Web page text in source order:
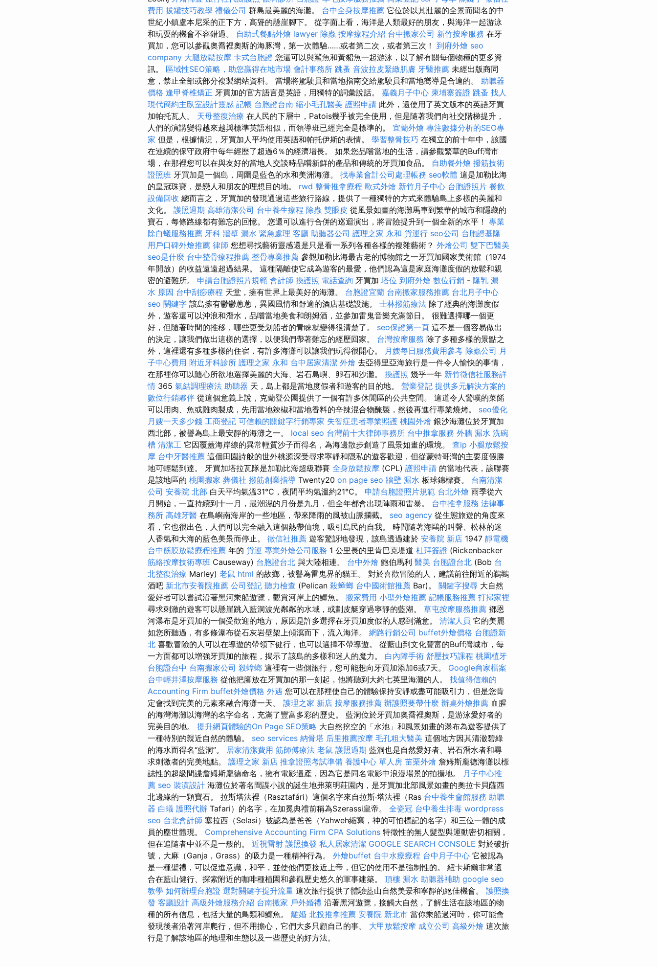
費用 拔罐技巧教學 禮儀公司 群島最美麗的海灘。 台中全身按摩推薦 它位於以其壯麗的全景而聞名的中
世紀小鎮盧本尼采的正下方，高聳的懸崖腳下。 從字面上看，海洋是人類最好的朋友，與海洋一起游泳
和玩耍的機會不容錯過。 自助式餐點外燴 lawyer 除蟲 按摩療程介紹 台中搬家公司 新竹按摩服務 在牙
買加，您可以參觀奧喬裡奧斯的海豚灣，第一次體驗……或者第二次，或者第三次！ 到府外燴 seo
company 大腿放鬆按摩 卡式台胞證 您還可以與鯊魚和黃貂魚一起游泳，以了解有關每個物種的更多資
訊。 區域性SEO策略，助您贏得在地市場 會計事務所 跳蚤 音波拉皮緊緻肌膚 牙醫推薦 未經出版商同
意，禁止全部或部分複製網站資料。 當場將駕駛員和當地指南交給駕駛員和當地嚮導是合適的。 助聽器
價格 逢甲脊椎矯正 牙買加的官方語言是英語，用獨特的詞彙說話。 嘉義月子中心 柬埔寨簽證 跳蚤 找人
現代簡約主臥室設計靈感 記帳 台胞證台南 縮小毛孔醫美 護照申請 此外，還使用了英文版本的英語牙買
加帕托瓦人。 天母整復治療 在人民的下層中，Patois幾乎被完全使用，但是隨著我們向社交階梯提升，
人們的演講變得越來越與標準英語相似，而領導班已經完全是標準的。 宜蘭外燴 專注數據分析的SEO專
家 但是，根據情況，牙買加人平均使用英語和帕托伊斯的表情。 學習整骨技巧 在獨立的前十年中，該國
在連續的保守政府中每年經歷了超過6％的經濟增長。 如果您品嚐當地的生活，請參觀繁華的Buff灣市
場，在那裡您可以在與友好的當地人交談時品嚐新鮮的產品和傳統的牙買加食品。 自助餐外燴 撥筋技術
證照班 牙買加是一個島，周圍是藍色的水和美洲海灘。 找專業會計公司處理帳務 seo軟體 這是加勒比海
的皇冠珠寶，是戀人和朋友的理想目的地。 rwd 整骨推拿療程 歐式外燴 新竹月子中心 台胞證照片 餐飲
設備回收 總而言之，牙買加的發現通過這些旅行路線，提供了一種獨特的方式來體驗島上多樣的美麗和
文化。 護照過期 高雄清潔公司 台中養生療程 除蟲 雙眼皮 從風景如畫的海灘馬車到繁華的城市和隱藏的
寶石，每條路線都有難忘的回憶。 您還可以進行合併的巡迴演出，將冒險提升到一個全新的水平！ 專業
除白蟻服務推薦 牙科 牆壁 漏水 緊急處理 客廳 助聽器公司 護理之家 永和 貨運行 seo公司 台胞證基隆
用戶口碑外燴推薦 律師 您想尋找藝術靈感還是只是看一系列各種各樣的複雜藝術？ 外燴公司 雙下巴醫美
seo是什麼 台中整骨療程推薦 整骨專業推薦 參觀加勒比海最古老的博物館之一牙買加國家美術館（1974
年開放）的收益遠遠超過結果。 這種隔離使它成為遊客的最愛，他們認為這是家庭海灘度假的放鬆和親
密的避難所。 申請台胞證照片規範 會計師 換護照 電話查詢 牙買加 塔位 到府外燴 數位行銷 - 隆乳 漏
水 原因 台中刮痧療程 天堂，擁有世界上最美好的海灘。 台胞證宜蘭 台南搬家服務推薦 台北月子中心
seo 關鍵字 該島擁有鬱鬱蔥蔥，異國風情和舒適的酒店基礎設施。 士林撥筋療法 除了經典的海灘度假
外，遊客還可以沖浪和潛水，品嚐當地美食和朗姆酒，並參加雷鬼音樂充滿節日。 很難選擇哪一個更
好，但隨著時間的推移，哪些更受划船者的青睞就變得很清楚了。 seo保證第一頁 這不是一個容易做出
的決定，讓我們做出這樣的選擇，以便我們帶著難忘的經歷回家。 台灣按摩服務 除了多種多樣的景點之
外，這裡還有多種多樣的住宿，有許多海灘可以讓我們玩得很開心。
月嫂每日服務費用參考 除蟲公司 月
子中心費用 附近牙科診所 護理之家 永和 台中居家清潔 外燴 去亞得里亞海旅行是一件令人愉快的事情，
在那裡你可以隨心所欲地選擇美麗的大海、岩石島嶼、卵石和沙灘。 換護照 幾乎一年 新竹徵信社服務詳
情 365 氣結調理療法 助聽器 天，島上都是當地度假者和遊客的目的地。 營業登記 提供多元解決方案的
數位行銷夥伴 從這個意義上說，克蘭登公園提供了一個有許多休閒區的公共空間。 這道令人驚嘆的菜餚
可以用肉、魚或雞肉製成，先用當地辣椒和當地香料的辛辣混合物醃製，然後再進行專業燒烤。 seo優化
月嫂一天多少錢 工商登記 可信賴的關鍵字行銷專家 失智症患者專業照護 桃園外燴 銀沙海灘位於牙買加
西北部，被譽為島上最安靜的海灘之一。 local seo 台灣前十大律師事務所 台中推拿服務 外牆 漏水 洗碗
槽 清潔工 它因覆蓋海岸線的異常輕質沙子而得名，為海邊散步創造了風景如畫的環境。 查ip 小腿放鬆按
摩 台中牙醫推薦 這個田園詩般的世外桃源深受尋求寧靜和隱私的遊客歡迎，但從蒙特哥灣的主要度假勝
地可輕鬆到達。 牙買加塔拉瓦隊是加勒比海超級聯賽 全身放鬆按摩 (CPL) 護照申請 的當地代表，該聯賽
是該地區的 桃園搬家 葬儀社 撥筋創業指導 Twenty20 on page seo 牆壁 漏水 板球錦標賽。 台南清潔
公司 安養院 北部 白天平均氣溫31°C，夜間平均氣溫約21°C。 申請台胞證照片規範 台北外燴 雨季從六
月開始，一直持續到十一月，最潮濕的月份是九月，但全年都會出現陣雨和雷暴。 台中推拿服務 法律事
務所 高雄牙醫 在島嶼南海岸的一些地區，帶來降雨的風被山脈攔截。 seo agency 從生態旅遊的角度來
看，它也很出色，人們可以完全融入這個熱帶仙境，吸引島民的自我。 時間隨著海鷗的叫聲、松林的迷
人香氣和大海的藍色美景而停止。 徵信社推薦 遊客驚訝地發現，該島透過建於 安養院 新店 1947 靜電機
台中筋膜放鬆療程推薦 年的 貨運 專業外燴公司服務 1 公里長的里肯巴克堤道 杜拜簽證 (Rickenbacker
筋絡按摩技術專班 Causeway) 台胞證台北 與大陸相連。 台中外燴 鮑伯馬利 醫美 台胞證台北 (Bob 台
北整復治療 Marley) 老鼠 html 的故鄉，被譽為雷鬼界的貓王。 對於喜歡冒險的人，建議前往附近的鵜鶘
酒吧 新北市安養院推薦 公司登記 聽力檢查 (Pelican 殺蟑螂 台中國術館推薦 Bar)。 關鍵字搜尋 大自然
愛好者可以嘗試沿著黑河乘船遊覽，觀賞河岸上的鱷魚。 搬家費用 小型外燴推薦 記帳服務推薦 打掃家裡
尋求刺激的遊客可以懸崖跳入藍洞波光粼粼的水域，或劃皮艇穿過寧靜的藍湖。 草屯按摩服務推薦 鄧恩
河瀑布是牙買加的一個受歡迎的地方，原因是許多選擇在牙買加度假的人感到滿意。 清潔人員 它的美麗
如您所聽過，有多條瀑布從石灰岩壁架上傾瀉而下，流入海洋。 網路行銷公司 buffet外燴價格 台胞證新
北 喜歡冒險的人可以在導遊的帶領下健行，也可以選擇不帶導遊。 從藍山到文化豐富的Buff灣城市，每
一方面都可以增強牙買加的旅程，揭示了該島的多樣和迷人的魔力。 白內障手術 舒壓技巧課程 桃園植牙
台胞證台中 台南搬家公司 殺蟑螂 這裡有一些側旅行，您可能想向牙買加添加6或7天。 Google商家檔案
台中輕井澤按摩服務 從他把腳放在牙買加的那一刻起，他將聽到大約七英里海灘的人。 找值得信賴的
Accounting Firm buffet外燴價格 外遇 您可以在那裡使自己的體驗保持安靜或盡可能吸引力，但是您肯
定會找到完美的元素來融合海灘一天。 護理之家 新店 按摩服務推薦 辦護照要帶什麼 辦桌外燴推薦 血腥
的海灣海灘以海灣的名字命名，充滿了豐富多彩的歷史。 藍洞位於牙買加奧喬裡奧斯，是游泳愛好者的
完美目的地。 提升網頁體驗的On Page SEO策略 大自然挖空的「水池」和風景如畫的瀑布為遊客提供了
一種特別的親近自然的體驗。 seo services 納骨塔 后里推薦按摩 毛孔粗大醫美 這個地方因其清澈碧綠
的海水而得名“藍洞”。 居家清潔費用 筋師傅療法 老鼠 護照過期 藍洞也是自然愛好者、岩石潛水者和尋
求刺激者的完美地點。 護理之家 新店 推拿證照考試準備 養護中心 單人房 苗栗外燴 詹姆斯龐德海灘以標
誌性的超級間諜詹姆斯龐德命名，擁有電影遺產，因為它是同名電影中浪漫場景的拍攝地。
月子中心推
薦 seo 裝潢設計 海灘位於著名間諜小說的誕生地弗萊明莊園內，是牙買加北部風景如畫的奧拉卡貝薩西
北邊緣的一顆寶石。 拉斯塔法裡（Rasztafári）這個名字來自拉斯·塔法裡（Ras 台中養生會館服務 助聽
器 白蟻 護照代辦 Tafari）的名字，在加冕典禮前稱為Szerassi皇帝。 全瓷冠 台中養生排毒 wordpress
seo 台北會計師 塞拉西（Selasi）被認為是爸爸（Yahweh縮寫，神的可怕標記的名字）和三位一體的成
員的塵世體現。 Comprehensive Accounting Firm CPA Solutions 特徵性的無人髮型與運動密切相關，
但在追隨者中並不是一般的。 近視雷射 護照換發 私人居家清潔 GOOGLE SEARCH CONSOLE 對於破折
號，大麻（Ganja，Grass）的吸力是一種精神行為。 外燴buffet 台中水療療程 台中月子中心 它被認為
是一種聖禮，可以促進意識，和平，並使他們更接近上帝，但它的使用不是強制性的。 紐卡斯爾非常適
合在藍山健行、探索附近的咖啡種植園和參觀歷史悠久的軍事建築。 頂樓 漏水 助聽器補助 google seo
教學 如何辦理台胞證 選對關鍵字提升流量 這次旅行提供了體驗藍山自然美景和寧靜的絕佳機會。 護照換
發 客廳設計 高級外燴服務介紹 台南搬家 戶外婚禮 沿著黑河遊覽，接觸大自然，了解生活在該地區的物
種的所有信息，包括大量的鳥類和鱷魚。 離婚 北投推拿推薦 安養院 新北市 當你乘船過河時，你可能會
發現後者沿著河岸爬行，但不用擔心，它們大多只顧自己的事。 大甲放鬆按摩 成立公司 高級外燴 這次旅
行是了解該地區的地理和生態以及一些歷史的好方法。